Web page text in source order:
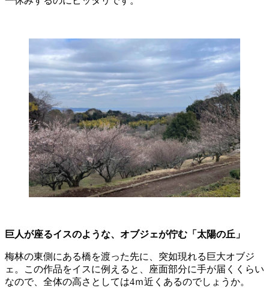
巨人が座るイスのような、オブジェが佇む「太陽の丘」
梅林の東側にある橋を渡った先に、突如現れる巨大オブジ
ェ。この作品をイスに例えると、座面部分に手が届くくらい
なので、全体の高さとしては4ｍ近くあるのでしょうか。